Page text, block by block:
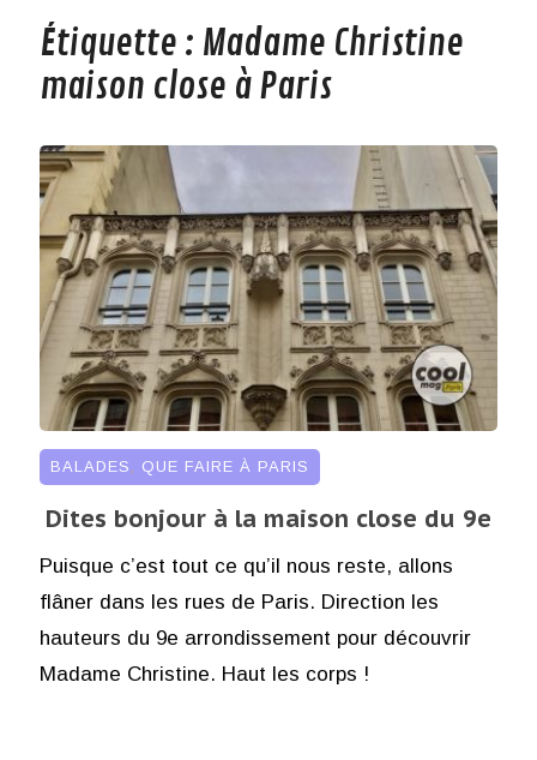
Étiquette : Madame Christine
maison close à Paris
BALADES QUE FAIRE À PARIS
Dites bonjour à la maison close du 9e
Puisque c’est tout ce qu’il nous reste, allons
flâner dans les rues de Paris. Direction les
hauteurs du 9e arrondissement pour découvrir
Madame Christine. Haut les corps !